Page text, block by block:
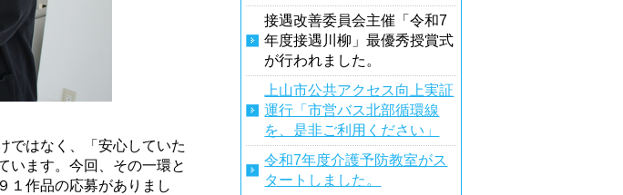
ではなく、「安心していた
います。今回、その一環と
１作品の応募がありまし
接遇改善委員会主催「令和7
年度接遇川柳」最優秀授賞式
が行われました。
上山市公共アクセス向上実証
運行「市営バス北部循環線
を、是非ご利用ください」
令和7年度介護予防教室がス
タートしました。